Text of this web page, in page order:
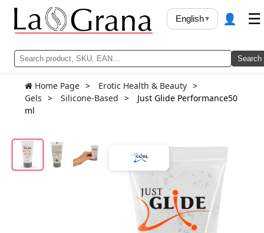
Search
English▾ 👤 ☰
Home Page
Erotic Health & Beauty
Gels
Silicone-Based
Just Glide Performance50
ml